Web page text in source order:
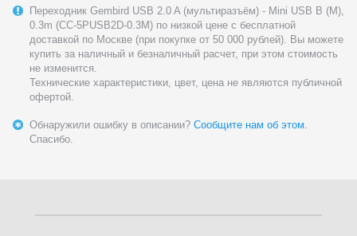
Переходник Gembird USB 2.0 A (мультиразъём) - Mini USB B (M),
0.3m (CC-5PUSB2D-0.3M) по низкой цене с бесплатной
доставкой по Москве (при покупке от 50 000 рублей). Вы можете
купить за наличный и безналичный расчет, при этом стоимость
не изменится.
Технические характеристики, цвет, цена не являются публичной
офертой.
Обнаружили ошибку в описании? Сообщите нам об этом.
Спасибо.